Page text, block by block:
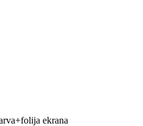
ekrana